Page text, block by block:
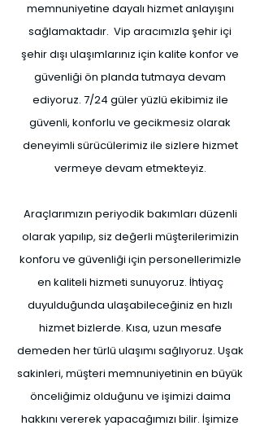
memnuniyetine dayalı hizmet anlayışını
sağlamaktadır. Vip aracımızla şehir içi
şehir dışı ulaşımlarınız için kalite konfor ve
güvenliği ön planda tutmaya devam
ediyoruz. 7/24 güler yüzlü ekibimiz ile
güvenli, konforlu ve gecikmesiz olarak
deneyimli sürücülerimiz ile sizlere hizmet
vermeye devam etmekteyiz.
Araçlarımızın periyodik bakımları düzenli
olarak yapılıp, siz değerli müşterilerimizin
konforu ve güvenliği için personellerimizle
en kaliteli hizmeti sunuyoruz. İhtiyaç
duyulduğunda ulaşabileceğiniz en hızlı
hizmet bizlerde. Kısa, uzun mesafe
demeden her türlü ulaşımı sağlıyoruz. Uşak
sakinleri, müşteri memnuniyetinin en büyük
önceliğimiz olduğunu ve işimizi daima
hakkını vererek yapacağımızı bilir. İşimize